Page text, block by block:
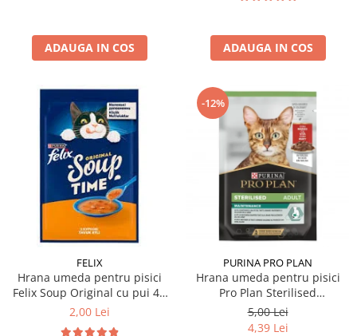
ADAUGA IN COS ADAUGA IN COS
FELIX
Hrana umeda pentru pisici
Felix Soup Original cu pui 48
gr
2,00 Lei
-12%
PURINA PRO PLAN
Hrana umeda pentru pisici
Pro Plan Sterilised
Nutrisavour cu vita 85 gr
5,00 Lei
4,39 Lei